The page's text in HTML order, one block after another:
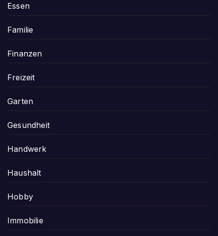
Essen
Familie
Finanzen
Freizeit
Garten
Gesundheit
Handwerk
Haushalt
Hobby
Immobilie